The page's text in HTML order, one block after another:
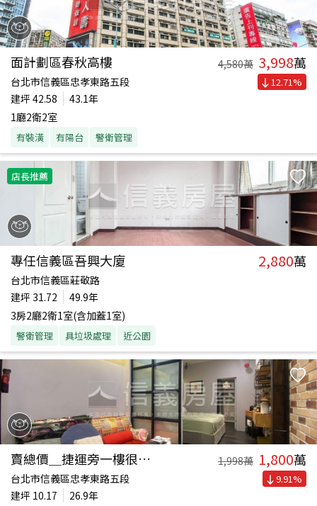
面計劃區春秋高樓 4,580萬 3,998萬
台北市信義區忠孝東路五段
建坪 42.58
43.1年
1廳2衛2室
有裝潢 有陽台 警衛管理
12.71%
店長推薦
專任信義區吾興大廈 2,880萬
台北市信義區莊敬路
建坪 31.72
49.9年
3房2廳2衛1室(含加蓋1室)
警衛管理 具垃圾處理 近公園
賣總價＿捷運旁一樓很稀有 1,998萬 1,800萬
台北市信義區忠孝東路五段
建坪 10.17
26.9年
9.91%